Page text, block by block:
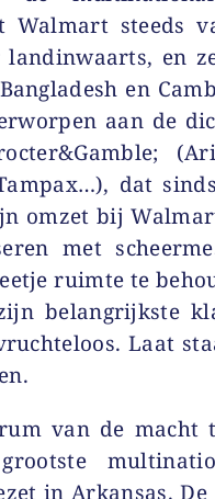
Walmart steeds
landinwaarts, en
en
aan de
;
dat
omzet bij
met
ruimte te
belangrijkste
Laat
van de macht
in Arkansas. De